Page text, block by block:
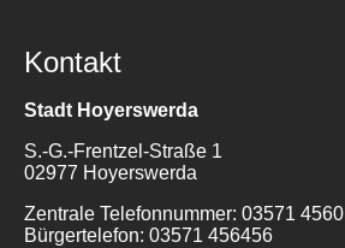
Kontakt
Stadt Hoyerswerda
S.-G.-Frentzel-Straße 1
02977 Hoyerswerda
Zentrale Telefonnummer: 03571 4560
Bürgertelefon: 03571 456456